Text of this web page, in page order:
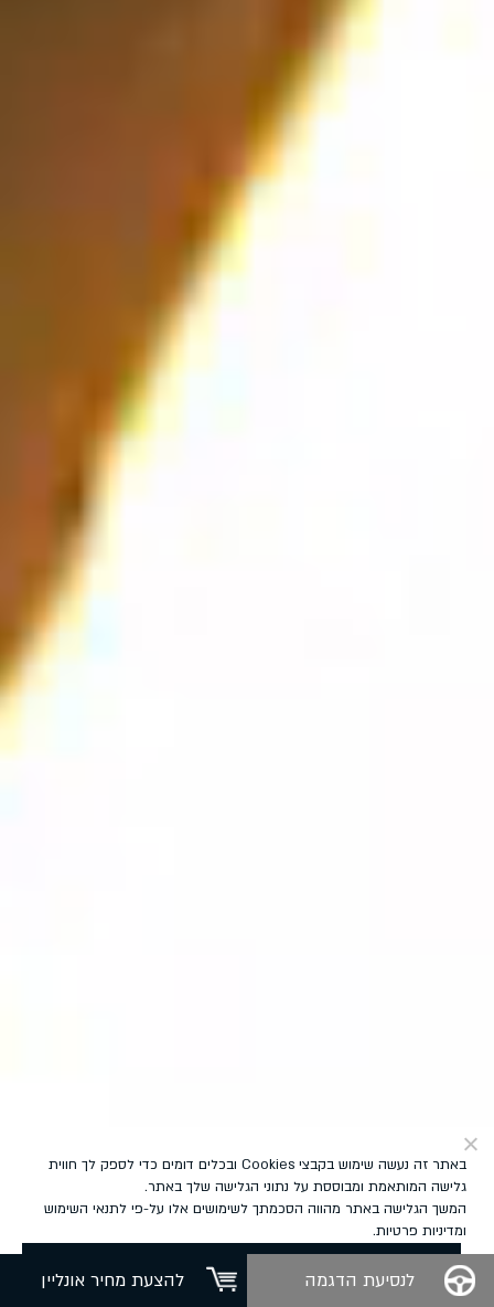
פתח
לנסיעת הדגמה להצעת מחיר אונליין
באתר זה נעשה שימוש בקבצי Cookies ובכלים דומים כדי לספק לך חווית
גלישה המותאמת ומבוססת על נתוני הגלישה שלך באתר.
המשך הגלישה באתר מהווה הסכמתך לשימושים אלו על-פי לתנאי השימוש
ומדיניות פרטיות.
אישור